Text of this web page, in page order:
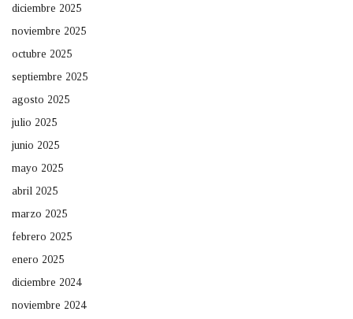
diciembre 2025
noviembre 2025
octubre 2025
septiembre 2025
agosto 2025
julio 2025
junio 2025
mayo 2025
abril 2025
marzo 2025
febrero 2025
enero 2025
diciembre 2024
noviembre 2024